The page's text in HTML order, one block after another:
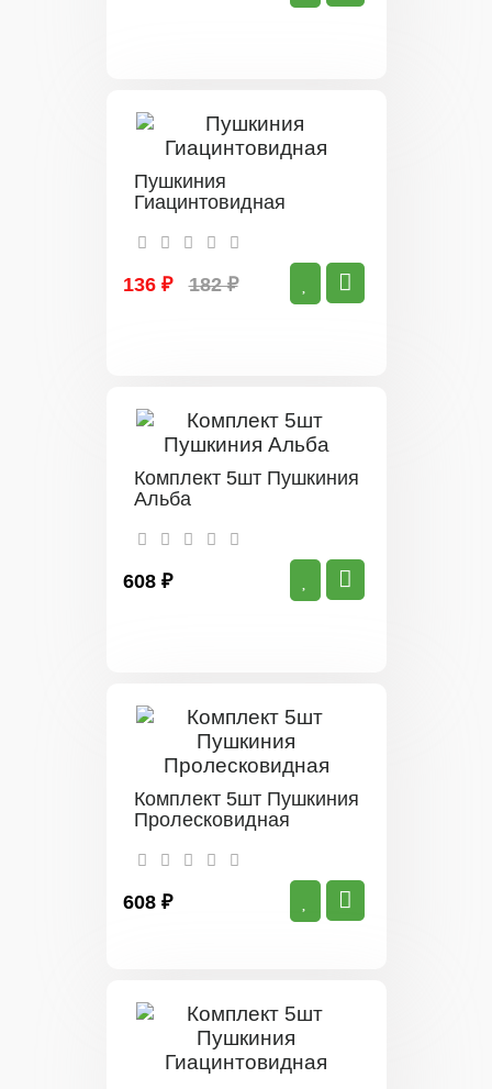
Пушкиния
Гиацинтовидная
136 ₽ 182 ₽
Комплект 5шт Пушкиния
Альба
608 ₽
Комплект 5шт Пушкиния
Пролесковидная
608 ₽